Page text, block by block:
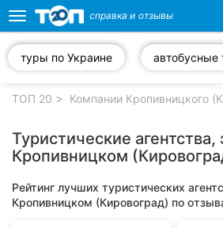
компании
рубрики:
Toggle
navigation
справка и отзывы
туры по Украине
ТОП 20 Компании Кропивницкого
Туристические агентства,
Кропивницком
Рейтинг лучших туристических
Кропивницком (Кировоград) по